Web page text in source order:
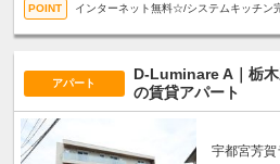
インターネット無料☆/システムキッチン
アパート
D-Luminare A｜栃
の賃貸アパート
宇都宮芳